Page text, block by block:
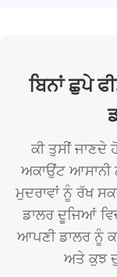
ਬਿਨਾਂ ਛੁਪੇ
ਕੀ ਤੁਸੀਂ ਜਾਣਦੇ
ਅਕਾਉਂਟ ਆਸਾਨੀ
ਮੁਦਰਾਵਾਂ ਨੂੰ ਰੱਖ
ਡਾਲਰ ਦੂਜਿਆਂ
ਆਪਣੀ ਡਾਲਰ ਨੂੰ
ਅਤੇ ਕੁਝ